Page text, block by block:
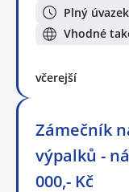
Plný
Vhodné
včerejší
Zámečník
výpalků -
000,- Kč